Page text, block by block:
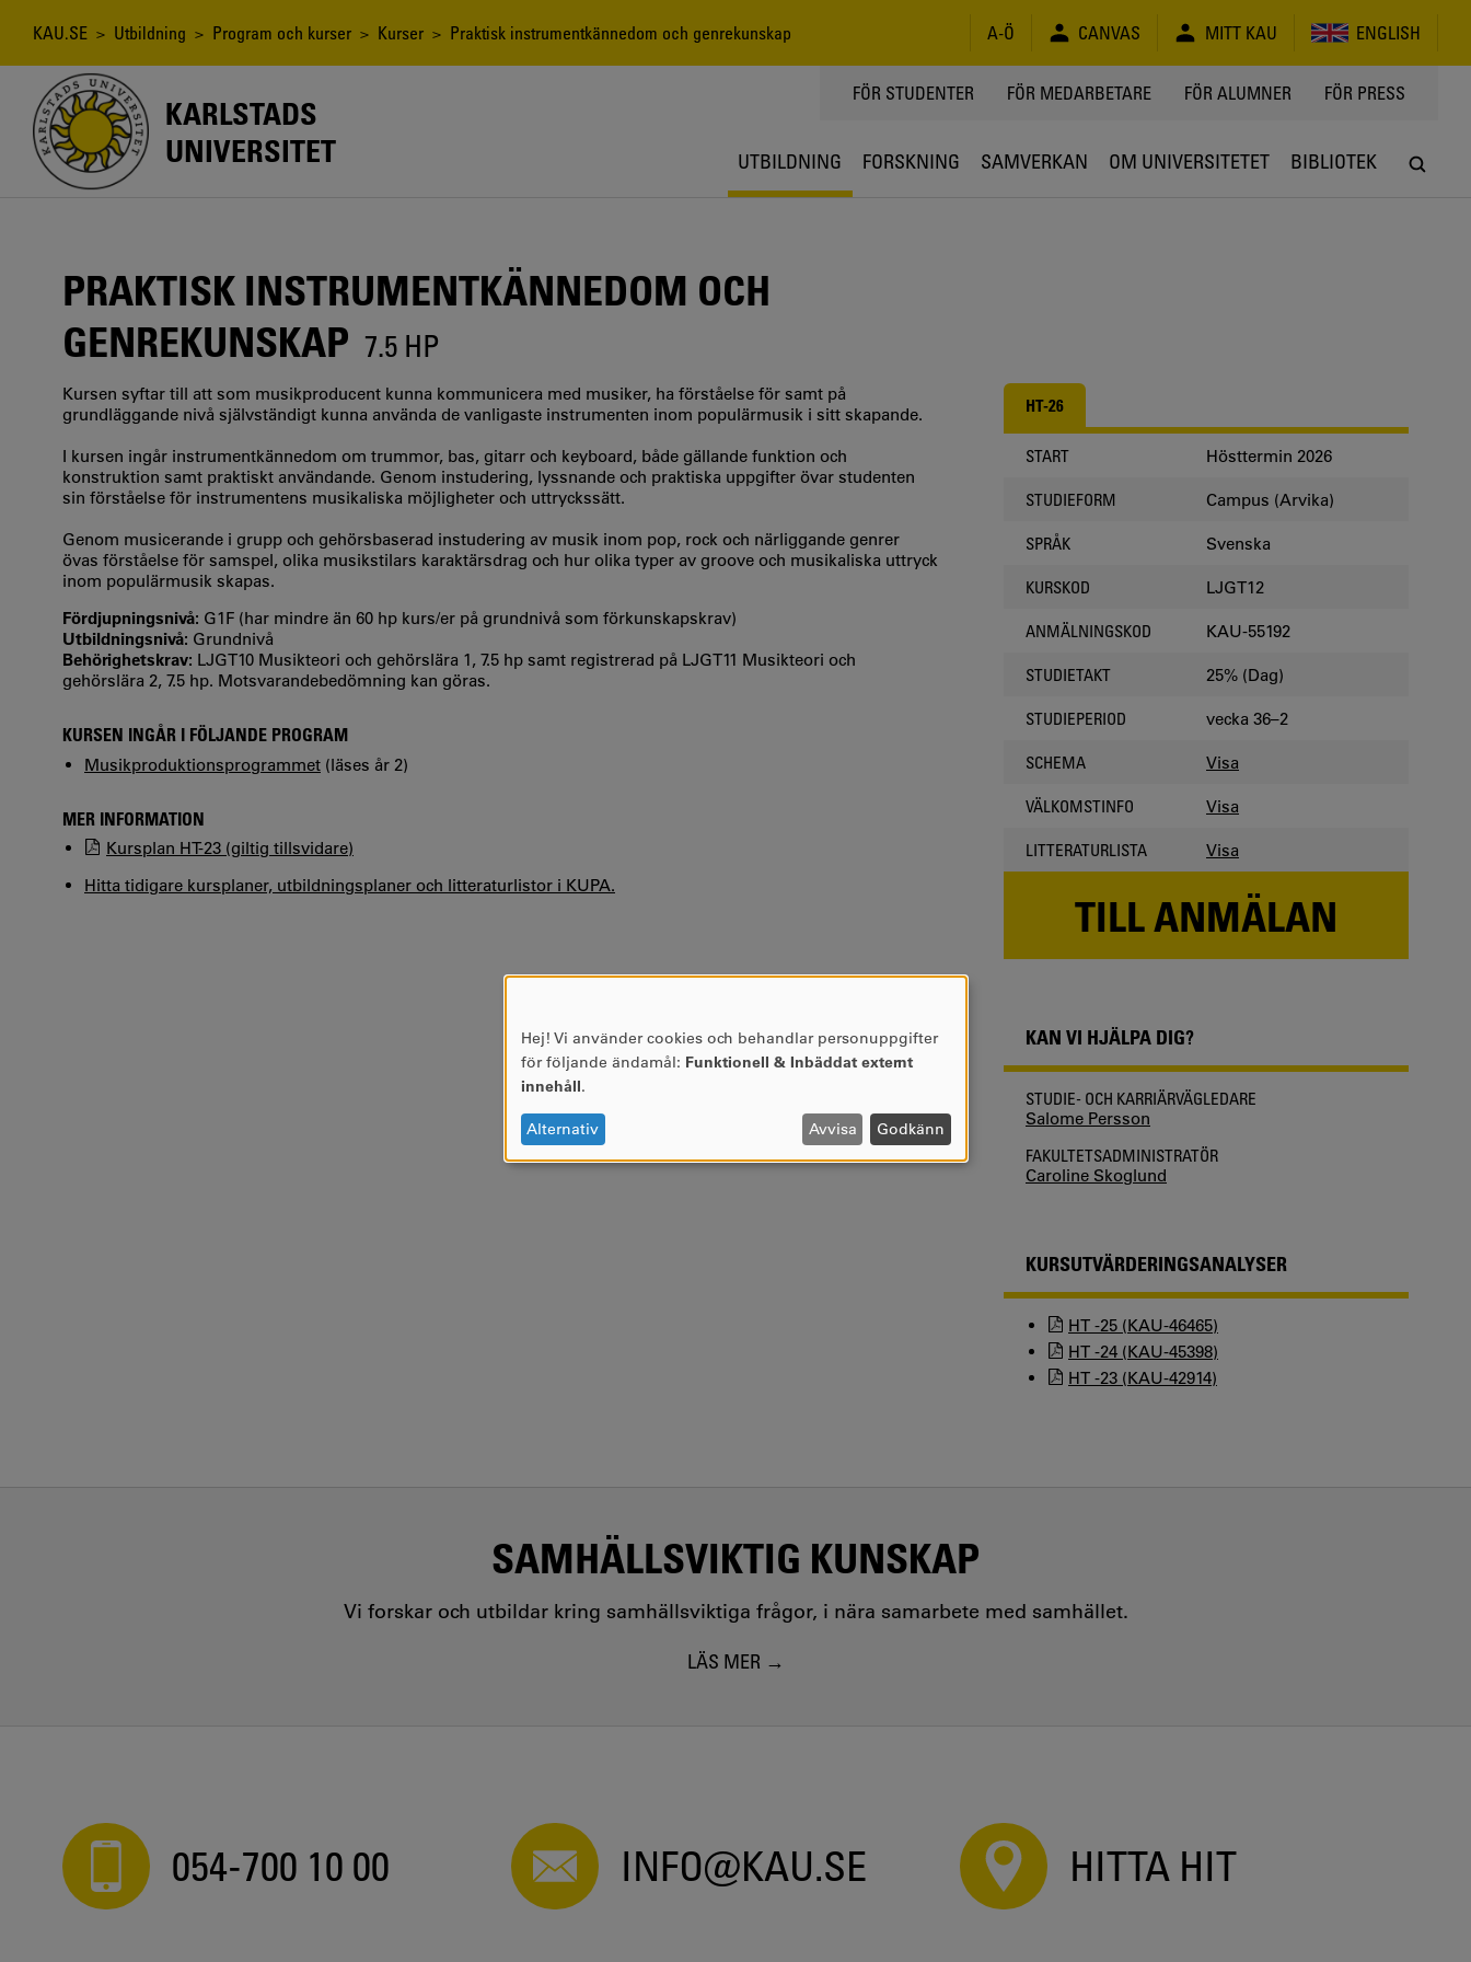
Länkstig
KAU.SE > Utbildning > Program och kurser > Kurser > Praktisk instrumentkännedom och genrekunskap A-Ö CANVAS MITT KAU ENGLISH
KARLSTADS
UNIVERSITET
TOPPMENY
FÖR STUDENTER FÖR MEDARBETARE FÖR ALUMNER FÖR PRESS
UTBILDNING FORSKNING SAMVERKAN OM UNIVERSITETET BIBLIOTEK
PRAKTISK INSTRUMENTKÄNNEDOM OCH
GENREKUNSKAP 7.5 HP
Kursen syftar till att som musikproducent kunna kommunicera med musiker, ha förståelse för samt på
grundläggande nivå självständigt kunna använda de vanligaste instrumenten inom populärmusik i sitt skapande.
I kursen ingår instrumentkännedom om trummor, bas, gitarr och keyboard, både gällande funktion och
konstruktion samt praktiskt användande. Genom instudering, lyssnande och praktiska uppgifter övar studenten
sin förståelse för instrumentens musikaliska möjligheter och uttryckssätt.
Genom musicerande i grupp och gehörsbaserad instudering av musik inom pop, rock och närliggande genrer
övas förståelse för samspel, olika musikstilars karaktärsdrag och hur olika typer av groove och musikaliska uttryck
inom populärmusik skapas.
Fördjupningsnivå: G1F (har mindre än 60 hp kurs/er på grundnivå som förkunskapskrav)
Utbildningsnivå: Grundnivå
Behörighetskrav: LJGT10 Musikteori och gehörslära 1, 7.5 hp samt registrerad på LJGT11 Musikteori och
gehörslära 2, 7.5 hp. Motsvarandebedömning kan göras.
KURSEN INGÅR I FÖLJANDE PROGRAM
Musikproduktionsprogrammet (läses år 2)
MER INFORMATION
Kursplan HT-23 (giltig tillsvidare)
Hitta tidigare kursplaner, utbildningsplaner och litteraturlistor i KUPA.
HT-26
START Hösttermin 2026
STUDIEFORM Campus (Arvika)
SPRÅK Svenska
KURSKOD LJGT12
ANMÄLNINGSKOD KAU-55192
STUDIETAKT 25% (Dag)
STUDIEPERIOD vecka 36–2
SCHEMA Visa
VÄLKOMSTINFO Visa
LITTERATURLISTA Visa
TILL ANMÄLAN
KAN VI HJÄLPA DIG?
STUDIE- OCH KARRIÄRVÄGLEDARE
Salome Persson
FAKULTETSADMINISTRATÖR
Caroline Skoglund
KURSUTVÄRDERINGSANALYSER
HT -25 (KAU-46465)
HT -24 (KAU-45398)
HT -23 (KAU-42914)
SAMHÄLLSVIKTIG KUNSKAP
Vi forskar och utbildar kring samhällsviktiga frågor, i nära samarbete med samhället.
LÄS MER
054-700 10 00 INFO@KAU.SE HITTA HIT
ANVÄNDNING
AV
OCH
COOKIES
Hej! Vi använder cookies och behandlar personuppgifter
för följande ändamål: Funktionell & Inbäddat externt
innehåll.
Alternativ Avvisa Godkänn